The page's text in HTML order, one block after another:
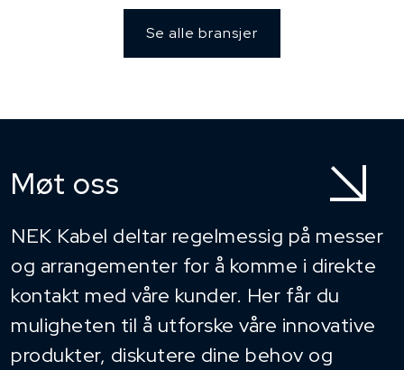
Se alle bransjer
Møt oss
NEK Kabel deltar regelmessig på messer
og arrangementer for å komme i direkte
kontakt med våre kunder. Her får du
muligheten til å utforske våre innovative
produkter, diskutere dine behov og